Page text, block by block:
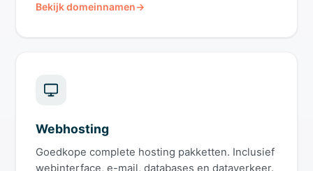
Bekijk domeinnamen
Webhosting
Goedkope complete hosting pakketten. Inclusief
webinterface, e-mail, databases en dataverkeer.